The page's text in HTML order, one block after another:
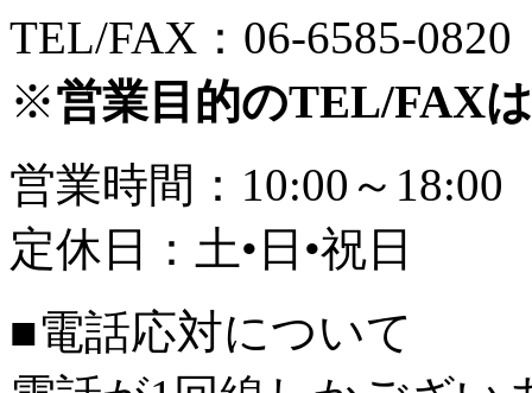
TEL/FAX：06-6585-0820
※営業目的のTEL/FAX
営業時間：10:00～18:00
定休日：土•日•祝日
■電話応対について